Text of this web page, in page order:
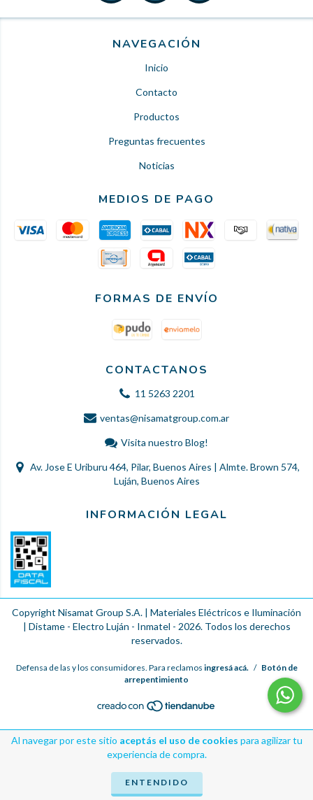
Al navegar por este sitio aceptás el uso de cookies para agilizar tu
experiencia de compra.
ENTENDIDO
NAVEGACIÓN
Inicio
Contacto
Productos
Preguntas frecuentes
Noticias
MEDIOS DE PAGO
FORMAS DE ENVÍO
CONTACTANOS
11 5263 2201
ventas@nisamatgroup.com.ar
Visita nuestro Blog!
Av. Jose E Uriburu 464, Pilar, Buenos Aires | Almte. Brown 574,
Luján, Buenos Aires
INFORMACIÓN LEGAL
Copyright Nisamat Group S.A. | Materiales Eléctricos e Iluminación
| Distame - Electro Luján - Inmatel - 2026. Todos los derechos
reservados.
Defensa de las y los consumidores. Para reclamos ingresá acá. / Botón de
arrepentimiento